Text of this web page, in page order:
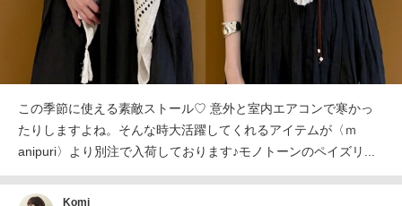
この季節に使える素敵ストール♡ 意外と室内エアコンで寒かっ
たりしますよね。そんな時大活躍してくれるアイテムが〈ｍ
anipuri〉より別注で入荷しております♪モノトーンのペイズリ...
Komi